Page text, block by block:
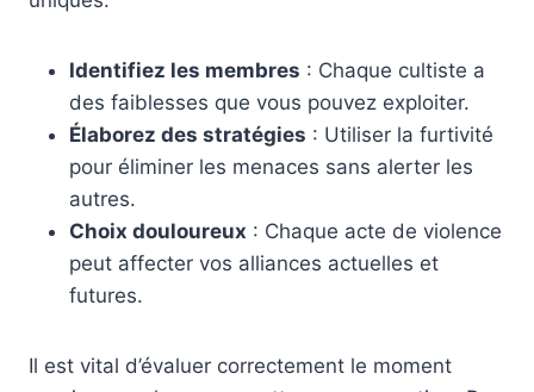
Identifiez les membres : Chaque cultiste a
des faiblesses que vous pouvez exploiter.
Élaborez des stratégies : Utiliser la furtivité
pour éliminer les menaces sans alerter les
autres.
Choix douloureux : Chaque acte de violence
peut affecter vos alliances actuelles et
futures.
Il est vital d’évaluer correctement le moment